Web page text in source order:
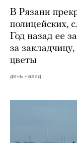
В Рязани
полицейских,
Год назад ее
за
цветы
день назад